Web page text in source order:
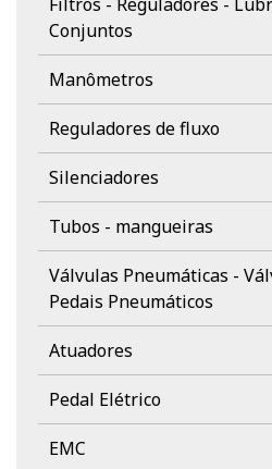
Conjuntos
Manômetros
Reguladores de fluxo
Silenciadores
Tubos - mangueiras
Válvulas Pneumáticas -
Pedais Pneumáticos
Atuadores
Pedal Elétrico
EMC